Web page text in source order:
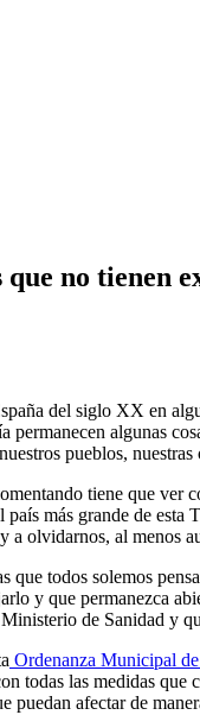
no tienen
del siglo XX en
algunas
pueblos,
tiene que ver
más grande de
olvidarnos, al menos
que todos solemos
y que permanezca
de Sanidad y
Ordenanza Municipal
todas las medidas
puedan afectar de